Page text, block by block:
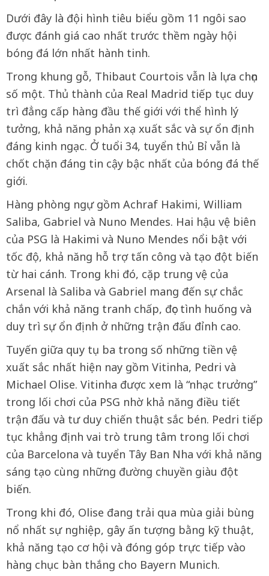
Dưới đây là đội hình tiêu biểu gồm 11 ngôi sao
được đánh giá cao nhất trước thềm ngày hội
bóng đá lớn nhất hành tinh.
Trong khung gỗ, Thibaut Courtois vẫn là lựa chọn
số một. Thủ thành của Real Madrid tiếp tục duy
trì đẳng cấp hàng đầu thế giới với thể hình lý
tưởng, khả năng phản xạ xuất sắc và sự ổn định
đáng kinh ngạc. Ở tuổi 34, tuyển thủ Bỉ vẫn là
chốt chặn đáng tin cậy bậc nhất của bóng đá thế
giới.
Hàng phòng ngự gồm Achraf Hakimi, William
Saliba, Gabriel và Nuno Mendes. Hai hậu vệ biên
của PSG là Hakimi và Nuno Mendes nổi bật với
tốc độ, khả năng hỗ trợ tấn công và tạo đột biến
từ hai cánh. Trong khi đó, cặp trung vệ của
Arsenal là Saliba và Gabriel mang đến sự chắc
chắn với khả năng tranh chấp, đọc tình huống và
duy trì sự ổn định ở những trận đấu đỉnh cao.
Tuyến giữa quy tụ ba trong số những tiền vệ
xuất sắc nhất hiện nay gồm Vitinha, Pedri và
Michael Olise. Vitinha được xem là “nhạc trưởng”
trong lối chơi của PSG nhờ khả năng điều tiết
trận đấu và tư duy chiến thuật sắc bén. Pedri tiếp
tục khẳng định vai trò trung tâm trong lối chơi
của Barcelona và tuyển Tây Ban Nha với khả năng
sáng tạo cùng những đường chuyền giàu đột
biến.
Trong khi đó, Olise đang trải qua mùa giải bùng
nổ nhất sự nghiệp, gây ấn tượng bằng kỹ thuật,
khả năng tạo cơ hội và đóng góp trực tiếp vào
hàng chục bàn thắng cho Bayern Munich.